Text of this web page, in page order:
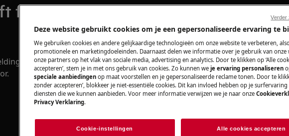
foutmelding E8 weer op het display
E8 weer op het display. Dit duidt op een
Wisselstukken
Vind originele
onze webshop
Deze website gebruikt cookies om je een gepersonaliseerde ervaring te
We gebruiken cookies en andere gelijkaardige technologieën om onze website te verbeteren,
promotionele en marketingdoeleinden. Daarnaast delen we informatie over je gebruik van onze
onze partners op het vlak van sociale media, advertising en analytics. Door te klikken op ‘Alle
accepteren’, stem je in met ons gebruik van cookies. Zo kunnen we je ervaring personaliseren
speciale aanbiedingen op maat voorstellen en je gepersonaliseerde reclame tonen. Door te
zonder accepteren’, blokkeer je niet-essentiële cookies. Dit kan invloed hebben op je
diensten die we kunnen aanbieden. Voor meer informatie verwijzen we je naar onze
Privacy Verklaring.
Cookie-instellingen Alle cookies accepteren
Verder